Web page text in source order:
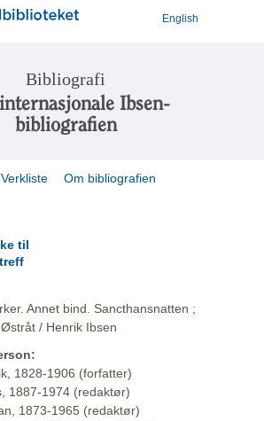
English
Bibliografi
Ibsen-
bibliografien
Verkliste Om bibliografien
til
Annet bind. Sancthansnatten ;
/ Henrik Ibsen
1828-1906 (forfatter)
1887-1974 (redaktør)
1873-1965 (redaktør)